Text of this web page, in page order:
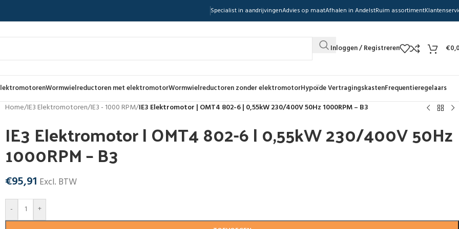
Specialist in aandrijvingenAdvies op maatAfhalen in AndelstRuim assortiment
Inloggen / Registreren €
Wormwielreductoren met elektromotorWormwielreductoren zonder elektromotorHypoïde VertragingskastenFrequentieregelaars
Home/IE3 Elektromotoren/IE3 - 1000 RPM/IE3 Elektromotor | OMT4 802-6 | 0,55kW 230/400V 50Hz 1000RPM – B3
IE3 Elektromotor | OMT4 802-6 | 0,55kW 230/400V 50Hz
1000RPM – B3
€95,91 Excl. BTW
- +